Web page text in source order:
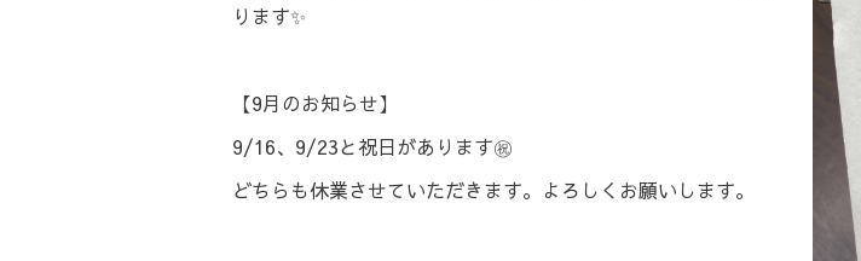
ります✨
【9月のお知らせ】
9/16、9/23と祝日があります㊗️
どちらも休業させていただきます。よろしくお願いします。